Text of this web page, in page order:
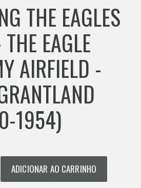
THE EAGLES
EAGLE
AIRFIELD -
1954)
PRESENTING
ADICIONAR AO CARRINHO